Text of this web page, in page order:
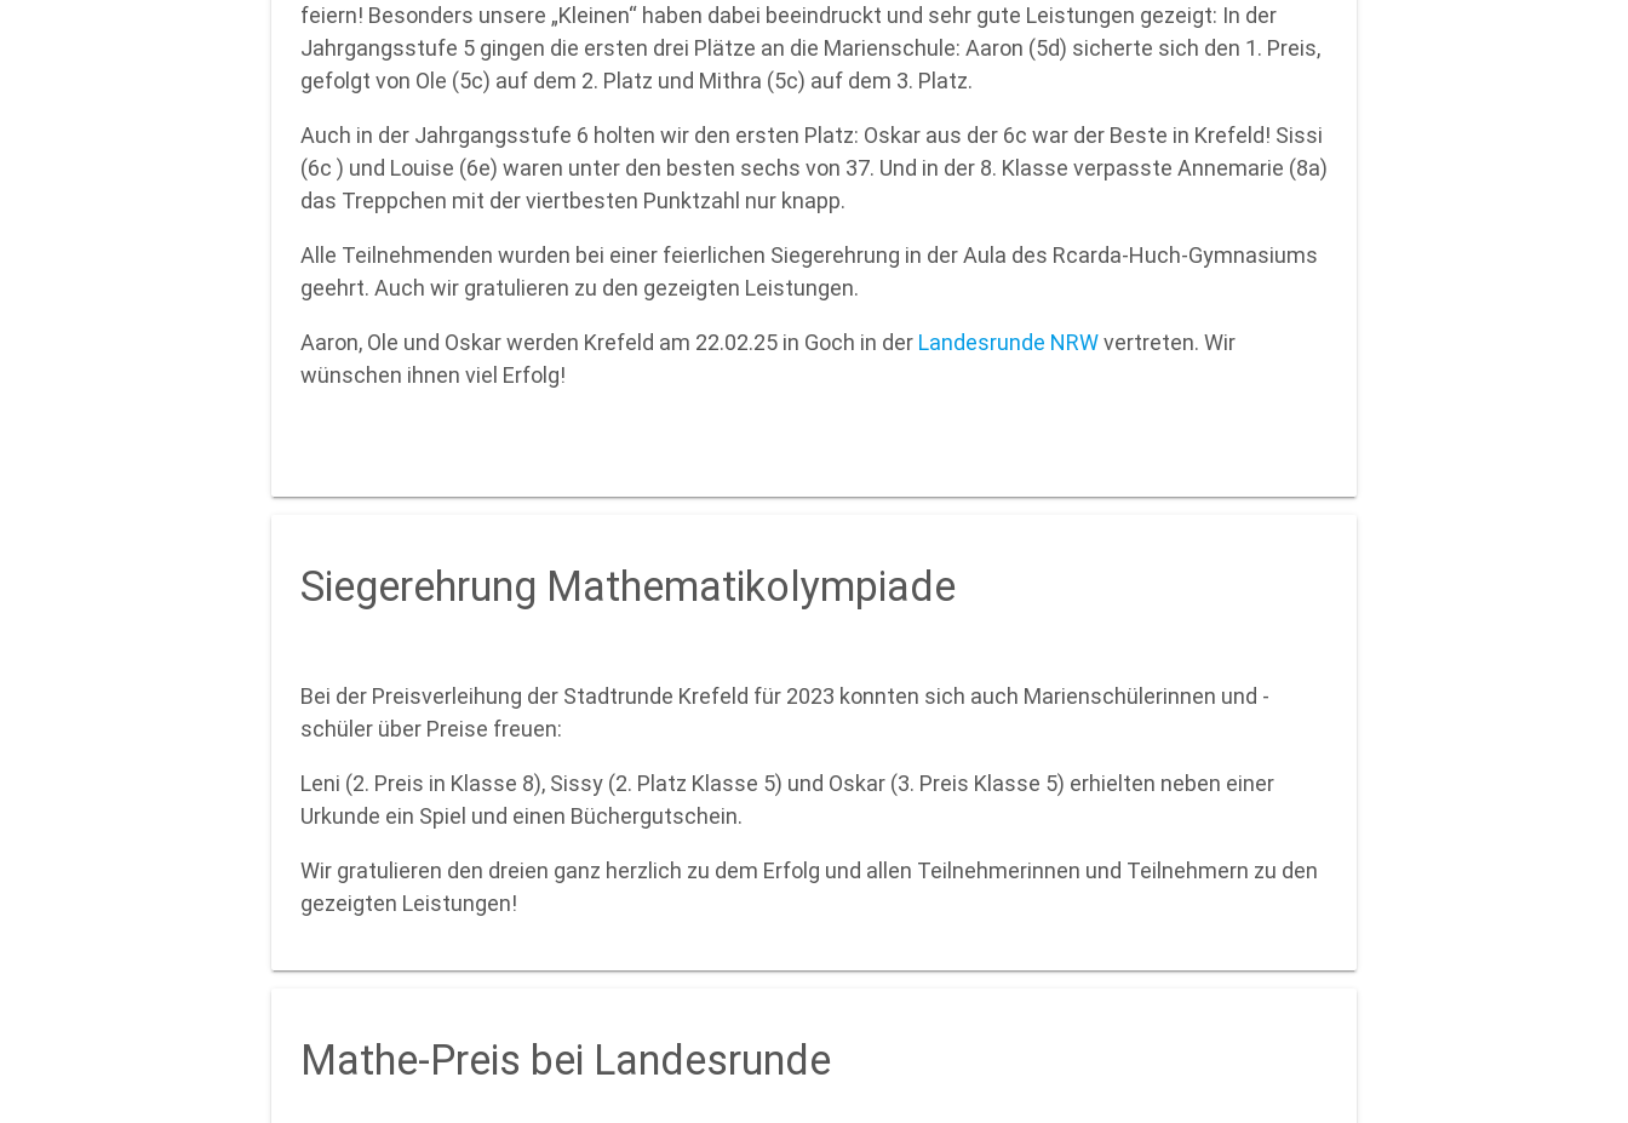
feiern! Besonders unsere „Kleinen“ haben dabei beeindruckt und sehr gute Leistungen gezeigt: In der
Jahrgangsstufe 5 gingen die ersten drei Plätze an die Marienschule: Aaron (5d) sicherte sich den 1. Preis,
gefolgt von Ole (5c) auf dem 2. Platz und Mithra (5c) auf dem 3. Platz.
Auch in der Jahrgangsstufe 6 holten wir den ersten Platz: Oskar aus der 6c war der Beste in Krefeld! Sissi
(6c ) und Louise (6e) waren unter den besten sechs von 37. Und in der 8. Klasse verpasste Annemarie (8a)
das Treppchen mit der viertbesten Punktzahl nur knapp.
Alle Teilnehmenden wurden bei einer feierlichen Siegerehrung in der Aula des Rcarda-Huch-Gymnasiums
geehrt. Auch wir gratulieren zu den gezeigten Leistungen.
Aaron, Ole und Oskar werden Krefeld am 22.02.25 in Goch in der Landesrunde NRWvertreten. Wir
wünschen ihnen viel Erfolg!
Siegerehrung Mathematikolympiade
Bei der Preisverleihung der Stadtrunde Krefeld für 2023 konnten sich auch Marienschülerinnen und -
schüler über Preise freuen:
Leni (2. Preis in Klasse 8), Sissy (2. Platz Klasse 5) und Oskar (3. Preis Klasse 5) erhielten neben einer
Urkunde ein Spiel und einen Büchergutschein.
Wir gratulieren den dreien ganz herzlich zu dem Erfolg und allen Teilnehmerinnen und Teilnehmern zu den
gezeigten Leistungen!
Mathe-Preis bei Landesrunde